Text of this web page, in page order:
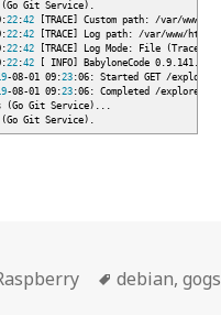
(Go Git Service )
22 :42 [TRACE Custom path: /var/www
22 :42 [TRACE Log path: /var/www/html
22 :42 [TRACE Log Mode: File (Trace
22 :42 INFO
BabyloneCode 0.9.141.0211
-08-01 09:23 :06: Started GET /explore
-08-01 09:23 :06: Completed /explore
(Go Git Service )
(Go Git Service )
Mots-
debian,gogs